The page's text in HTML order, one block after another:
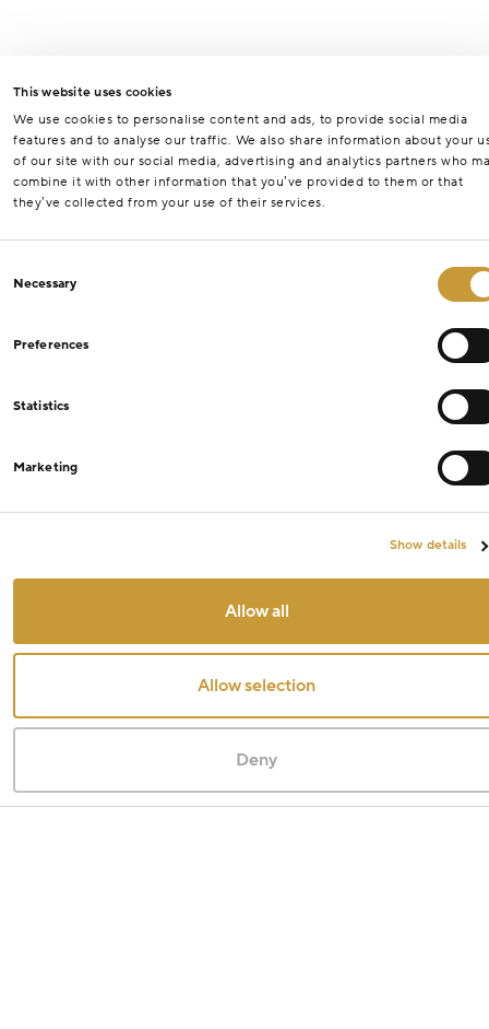
This website uses cookies
We use cookies to personalise content and ads, to provide social media
features and to analyse our traffic. We also share information about your
of our site with our social media, advertising and analytics partners who
combine it with other information that you’ve provided to them or that
they’ve collected from your use of their services.
Selection
Necessary
Preferences
Statistics
Marketing
Show details
Allow all
Allow selection
Deny